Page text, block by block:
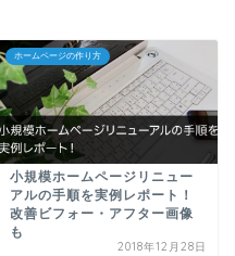
ホームページの作り方
小規模ホームページリニュー
アルの手順を実例レポート！
改善ビフォー・アフター画像
も
2018年12月28日